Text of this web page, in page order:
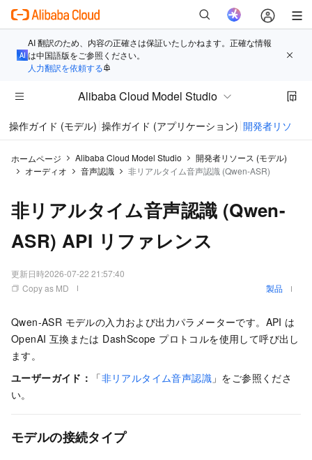
AI 翻訳のため、内容の正確さは保証いたしかねます。正確な情報
は中国語版をご参照ください。
人力翻訳を依頼する
Alibaba Cloud Model Studio
操作ガイド (モデル) 操作ガイド (アプリケーション) 開発者リソー
ホームページ Alibaba Cloud Model Studio
開発者リソース (モデル)
オーディオ
音声認識 非リアルタイム音声認識 (Qwen-ASR)
非リアルタイム音声認識 (Qwen-
ASR) API リファレンス
更新日時2026-07-22 21:57:40
Copy as MD
製品
Qwen-ASR モデルの入力および出力パラメーターです。API は
OpenAI 互換または DashScope プロトコルを使用して呼び出し
ます。
ユーザーガイド：
「非リアルタイム音声認識 」をご参照くださ
い。
モデルの接続タイプ